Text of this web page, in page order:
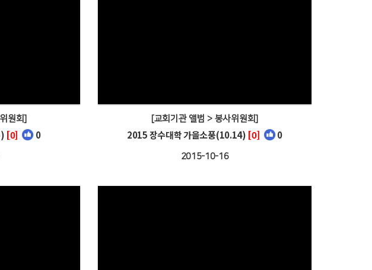
원회]
[0] 0
[교회기관 앨범 > 봉사위원회]
2015 장수대학 가을소풍(10.14) [0] 0
2015-10-16